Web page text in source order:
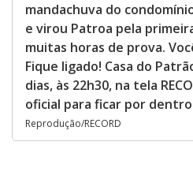
mandachuva do
e virou Patroa pela
muitas horas de prova.
Fique ligado! Casa do
dias, às 22h30, na tela
oficial para ficar por
Reprodução/RECORD